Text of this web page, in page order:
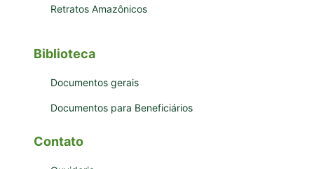
Retratos Amazônicos
Biblioteca
Documentos gerais
Documentos para Beneficiários
Contato